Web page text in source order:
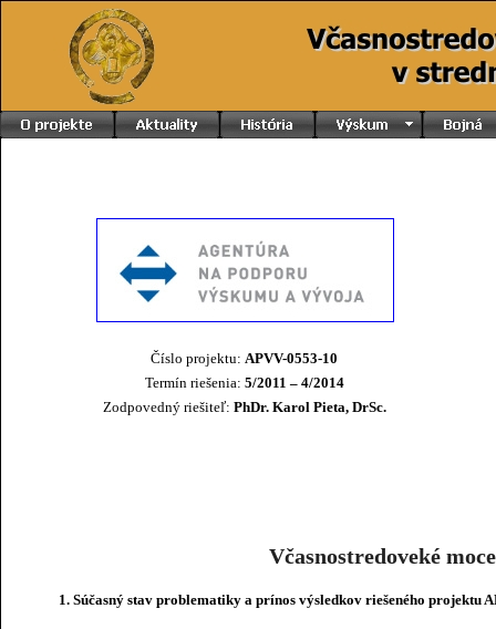
Číslo projektu:APVV-0553-10
Termín riešenia: 5/2011 – 4/2014
Zodpovedný riešiteľ: PhDr. Karol Pieta, DrSc.
Včasnostredoveké
1. Súčasný stav problematiky a prínos výsledkov riešeného projektu